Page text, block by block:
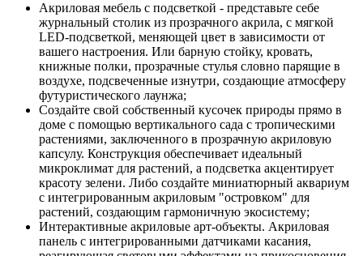
Акриловая мебель с подсветкой - представьте себе
журнальный столик из прозрачного акрила, с мягкой
LED-подсветкой, меняющей цвет в зависимости от
вашего настроения. Или барную стойку, кровать,
книжные полки, прозрачные стулья словно парящие в
воздухе, подсвеченные изнутри, создающие атмосферу
футуристического лаунжа;
Создайте свой собственный кусочек природы прямо в
доме с помощью вертикального сада с тропическими
растениями, заключенного в прозрачную акриловую
капсулу. Конструкция обеспечивает идеальный
микроклимат для растений, а подсветка акцентирует
красоту зелени. Либо создайте миниатюрный аквариум
с интегрированным акриловым "островком" для
растений, создающим гармоничную экосистему;
Интерактивные акриловые арт-объекты. Акриловая
панель с интегрированными датчиками касания,